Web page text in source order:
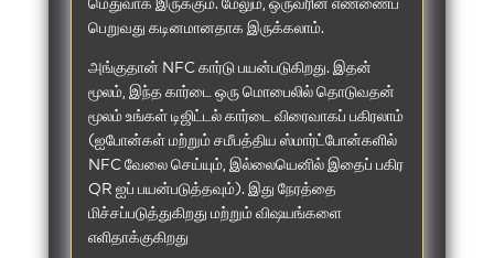
மெதுவாக இருக்கும். மேலும், ஒருவரின் எண்ணைப்
பெறுவது கடினமானதாக இருக்கலாம்.
அங்குதான் NFC கார்டு பயன்படுகிறது. இதன்
மூலம், இந்த கார்டை ஒரு மொபைலில் தொடுவதன்
மூலம் உங்கள் டிஜிட்டல் கார்டை விரைவாகப் பகிரலாம்
(ஐபோன்கள் மற்றும் சமீபத்திய ஸ்மார்ட்போன்களில்
NFC வேலை செய்யும், இல்லையெனில் இதைப் பகிர
QR ஐப் பயன்படுத்தவும்). இது நேரத்தை
மிச்சப்படுத்துகிறது மற்றும் விஷயங்களை
எளிதாக்குகிறது